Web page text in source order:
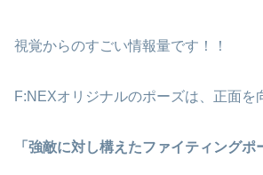
視覚からのすごい情報量です！！
F:NEXオリジナルのポーズは、正面を
「強敵に対し構えたファイティングポ